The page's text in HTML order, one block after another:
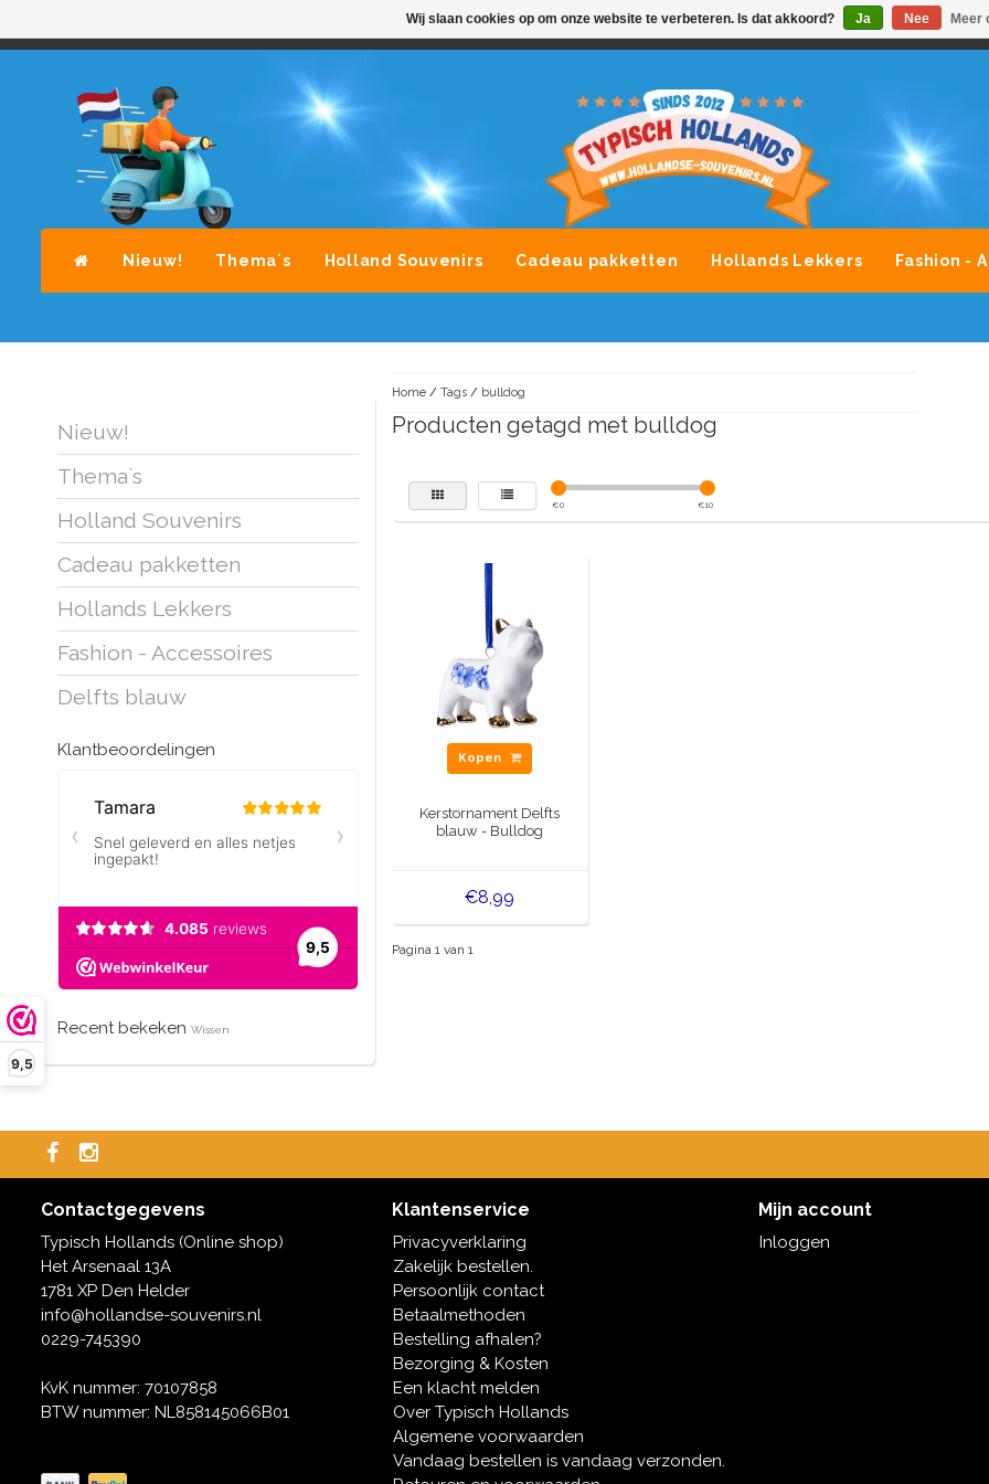
9,5
AVONDLEVERING MOGELIJK ALLE MERKEN SOUVENIRS
Nieuw! Thema`s Holland Souvenirs Cadeau pakketten Hollands Lekkers Fashion -
Nieuw!
Thema`s
Holland Souvenirs
Cadeau pakketten
Hollands Lekkers
Fashion - Accessoires
Delfts blauw
Klantbeoordelingen
Recent bekeken Wissen
Home/ Tags/ bulldog
Producten getagd met bulldog
€0 €10
Kopen
Kerstornament Delfts
blauw - Bulldog
€8,99
Pagina 1 van 1
Contactgegevens
Typisch Hollands (Online shop)
Het Arsenaal 13A
1781 XP Den Helder
info@hollandse-souvenirs.nl
0229-745390
KvK nummer: 70107858
BTW nummer: NL858145066B01
Klantenservice
Privacyverklaring
Zakelijk bestellen.
Persoonlijk contact
Betaalmethoden
Bestelling afhalen?
Bezorging & Kosten
Een klacht melden
Over Typisch Hollands
Algemene voorwaarden
Vandaag bestellen is vandaag verzonden.
Mijn account
Inloggen
Wij slaan cookies op om onze website te verbeteren. Is dat akkoord? Ja Nee Meer